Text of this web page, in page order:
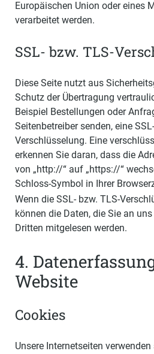
Europäischen Union oder eines
verarbeitet werden.
SSL- bzw. TLS-
Diese Seite nutzt aus
Schutz der Übertragung
Beispiel Bestellungen oder
Seitenbetreiber senden, eine
Verschlüsselung. Eine
erkennen Sie daran, dass die
von „http://“ auf „https://“
Schloss-Symbol in Ihrer
Wenn die SSL- bzw. TLS-
können die Daten, die Sie an
Dritten mitgelesen werden.
4.
Website
Cookies
Unsere Internetseiten verwenden